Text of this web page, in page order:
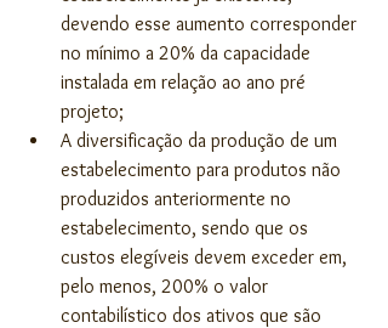
devendo esse aumento corresponder
no mínimo a 20% da capacidade
instalada em relação ao ano pré
projeto;
A diversificação da produção de um
estabelecimento para produtos não
produzidos anteriormente no
estabelecimento, sendo que os
custos elegíveis devem exceder em,
pelo menos, 200% o valor
contabilístico dos ativos que são